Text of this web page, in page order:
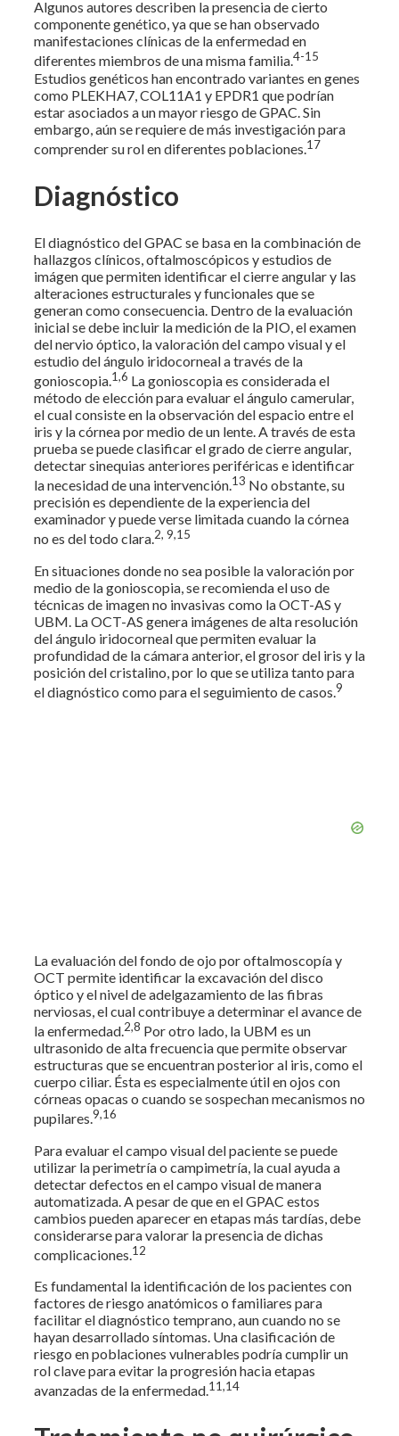
Algunos autores describen la presencia de cierto
componente genético, ya que se han observado
manifestaciones clínicas de la enfermedad en
diferentes miembros de una misma familia.4-15
Estudios genéticos han encontrado variantes en genes
como PLEKHA7, COL11A1 y EPDR1 que podrían
estar asociados a un mayor riesgo de GPAC. Sin
embargo, aún se requiere de más investigación para
comprender su rol en diferentes poblaciones.17
Diagnóstico
El diagnóstico del GPAC se basa en la combinación de
hallazgos clínicos, oftalmoscópicos y estudios de
imágen que permiten identificar el cierre angular y las
alteraciones estructurales y funcionales que se
generan como consecuencia. Dentro de la evaluación
inicial se debe incluir la medición de la PIO, el examen
del nervio óptico, la valoración del campo visual y el
estudio del ángulo iridocorneal a través de la
gonioscopia.1,6 La gonioscopia es considerada el
método de elección para evaluar el ángulo camerular,
el cual consiste en la observación del espacio entre el
iris y la córnea por medio de un lente. A través de esta
prueba se puede clasificar el grado de cierre angular,
detectar sinequias anteriores periféricas e identificar
la necesidad de una intervención.13 No obstante, su
precisión es dependiente de la experiencia del
examinador y puede verse limitada cuando la córnea
no es del todo clara.2, 9,15
En situaciones donde no sea posible la valoración por
medio de la gonioscopia, se recomienda el uso de
técnicas de imagen no invasivas como la OCT-AS y
UBM. La OCT-AS genera imágenes de alta resolución
del ángulo iridocorneal que permiten evaluar la
profundidad de la cámara anterior, el grosor del iris y la
posición del cristalino, por lo que se utiliza tanto para
el diagnóstico como para el seguimiento de casos.9
La evaluación del fondo de ojo por oftalmoscopía y
OCT permite identificar la excavación del disco
óptico y el nivel de adelgazamiento de las fibras
nerviosas, el cual contribuye a determinar el avance de
la enfermedad.2,8 Por otro lado, la UBM es un
ultrasonido de alta frecuencia que permite observar
estructuras que se encuentran posterior al iris, como el
cuerpo ciliar. Ésta es especialmente útil en ojos con
córneas opacas o cuando se sospechan mecanismos no
pupilares.9,16
Para evaluar el campo visual del paciente se puede
utilizar la perimetría o campimetría, la cual ayuda a
detectar defectos en el campo visual de manera
automatizada. A pesar de que en el GPAC estos
cambios pueden aparecer en etapas más tardías, debe
considerarse para valorar la presencia de dichas
complicaciones.12
Es fundamental la identificación de los pacientes con
factores de riesgo anatómicos o familiares para
facilitar el diagnóstico temprano, aun cuando no se
hayan desarrollado síntomas. Una clasificación de
riesgo en poblaciones vulnerables podría cumplir un
rol clave para evitar la progresión hacia etapas
avanzadas de la enfermedad.11,14